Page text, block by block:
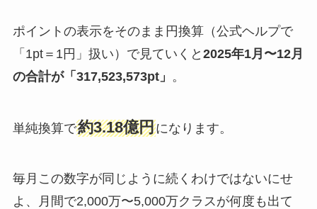
ポイントの表示をそのまま円換算（公式ヘルプで
「1pt＝1円」扱い）で見ていくと 2025年1月〜12月
の合計が「317,523,573pt」 。
単純換算で約3.18億円になります。
毎月この数字が同じように続くわけではないにせ
よ、月間で2,000万〜5,000万クラスが何度も出て